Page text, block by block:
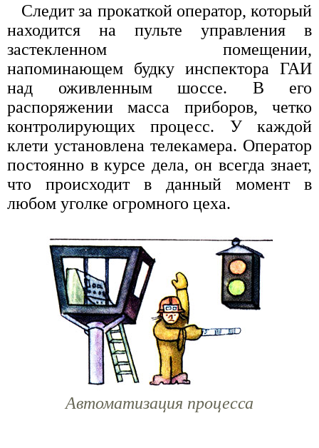
Следит за прокаткой оператор, который
находится на пульте управления в
застекленном помещении,
напоминающем будку инспектора ГАИ
над оживленным шоссе. В его
распоряжении масса приборов, четко
контролирующих процесс. У каждой
клети установлена телекамера. Оператор
постоянно в курсе дела, он всегда знает,
что происходит в данный момент в
любом уголке огромного цеха.
Автоматизация процесса